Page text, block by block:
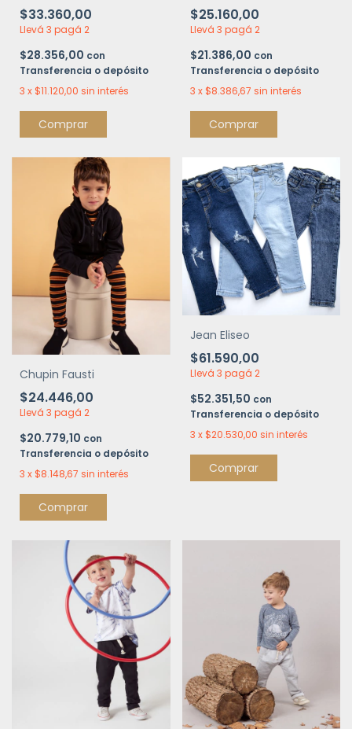
$33.360,00
Llevá 3 pagá 2
$28.356,00 con
Transferencia o depósito
3 x $11.120,00 sin interés
Comprar
$25.160,00
Llevá 3 pagá 2
$21.386,00 con
Transferencia o depósito
3 x $8.386,67 sin interés
Comprar
Chupin Fausti
$24.446,00
Llevá 3 pagá 2
$20.779,10 con
Transferencia o depósito
3 x $8.148,67 sin interés
Comprar
Jean Eliseo
$61.590,00
Llevá 3 pagá 2
$52.351,50 con
Transferencia o depósito
3 x $20.530,00 sin interés
Comprar